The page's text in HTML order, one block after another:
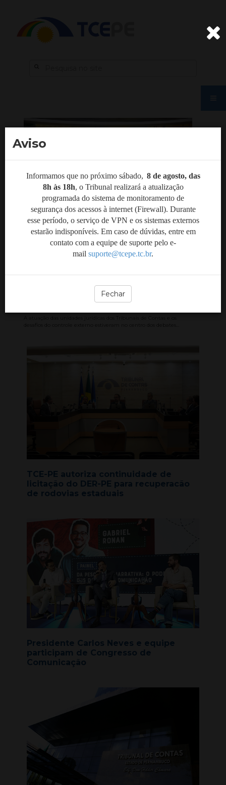
Encontro reúne áreas
jurídicas dos Tribunais de
Contas para discutir
desafios do controle
TCE-PE autoriza continuidade de
licitação do DER-PE para recuperacão
de rodovias estaduais
Presidente Carlos Neves e equipe
participam de Congresso de
Comunicação
Aviso
Informamos que no próximo sábado, 8 de agosto, das
8h às 18h, o Tribunal realizará a atualização
programada do sistema de monitoramento de
segurança dos acessos à internet (Firewall). Durante
esse período, o serviço de VPN e os sistemas externos
estarão indisponíveis. Em caso de dúvidas, entre em
contato com a equipe de suporte pelo e-
mail suporte@tcepe.tc.br.
Fechar